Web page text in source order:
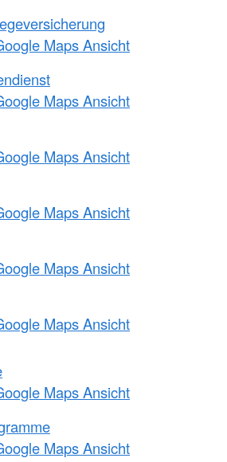
Maps Ansicht
Maps Ansicht
Maps Ansicht
Maps Ansicht
Maps Ansicht
Maps Ansicht
Maps Ansicht
Maps Ansicht